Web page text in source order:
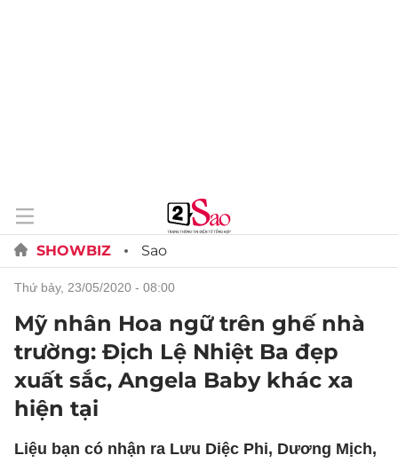
SHOWBIZ Sao
thứ bảy, 23/05/2020 - 08:00
Mỹ nhân Hoa ngữ trên ghế nhà
trường: Địch Lệ Nhiệt Ba đẹp
xuất sắc, Angela Baby khác xa
hiện tại
Liệu bạn có nhận ra Lưu Diệc Phi, Dương Mịch,